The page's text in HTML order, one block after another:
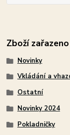
Zboží
Novinky
Vkládání a
Ostatní
Novinky 2024
Pokladničky